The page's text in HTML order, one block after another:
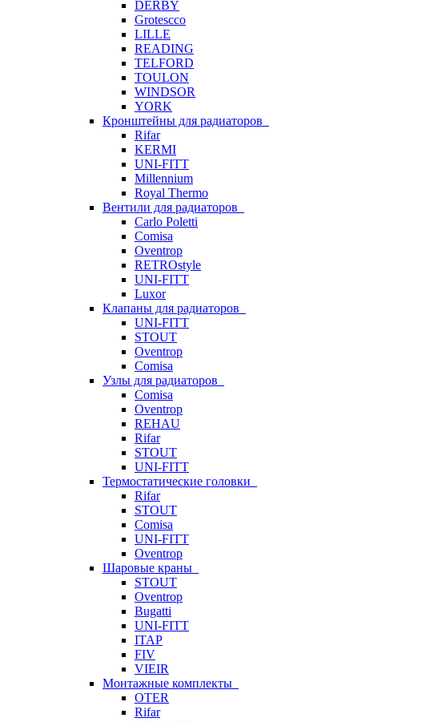
DERBY
Grotescco
LILLE
READING
TELFORD
TOULON
WINDSOR
YORK
Кронштейны для радиаторов
Rifar
KERMI
UNI-FITT
Millennium
Royal Thermo
Вентили для радиаторов
Carlo Poletti
Comisa
Oventrop
RETROstyle
UNI-FITT
Luxor
Клапаны для радиаторов
UNI-FITT
STOUT
Oventrop
Comisa
Узлы для радиаторов
Comisa
Oventrop
REHAU
Rifar
STOUT
UNI-FITT
Термостатические головки
Rifar
STOUT
Comisa
UNI-FITT
Oventrop
Шаровые краны
STOUT
Oventrop
Bugatti
UNI-FITT
ITAP
FIV
VIEIR
Монтажные комплекты
OTER
Rifar